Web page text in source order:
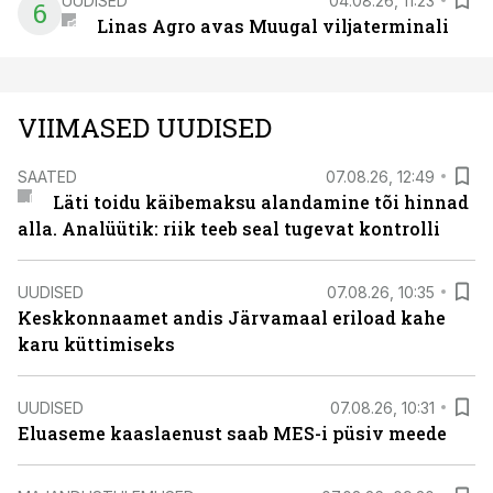
6 Linas Agro avas Muugal viljaterminali
VIIMASED UUDISED
SAATED 07.08.26, 12:49
Läti toidu käibemaksu alandamine tõi hinnad
alla. Analüütik: riik teeb seal tugevat kontrolli
UUDISED 07.08.26, 10:35
Keskkonnaamet andis Järvamaal eriload kahe
karu küttimiseks
UUDISED 07.08.26, 10:31
Eluaseme kaaslaenust saab MES-i püsiv meede